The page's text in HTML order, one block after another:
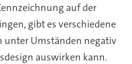
auf der
gibt es verschiedene
unter Umständen negativ
auswirken kann.